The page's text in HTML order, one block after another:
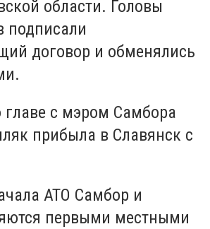
области. Головы
подписали
договор и обменялись
главе с мэром Самбора
прибыла в Славянск с
АТО Самбор и
первыми местными